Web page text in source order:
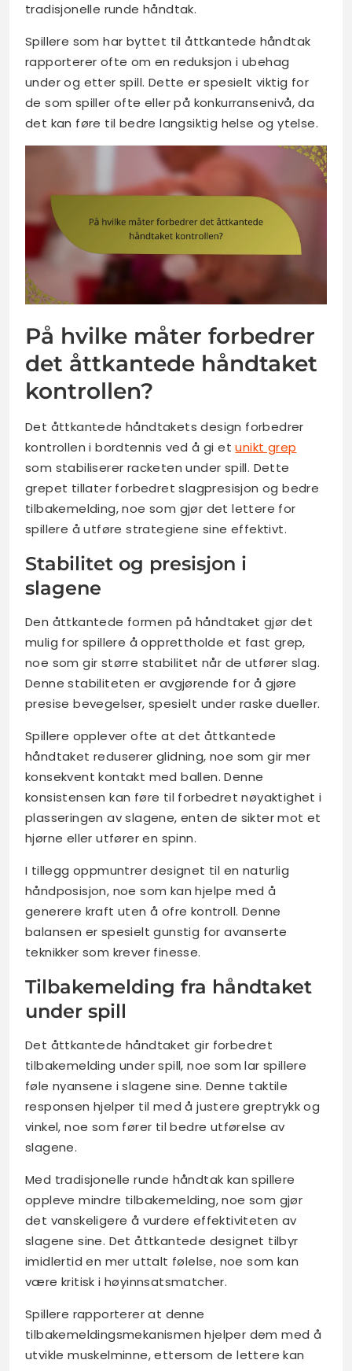
tradisjonelle runde håndtak.
Spillere som har byttet til åttkantede håndtak
rapporterer ofte om en reduksjon i ubehag
under og etter spill. Dette er spesielt viktig for
de som spiller ofte eller på konkurransenivå, da
det kan føre til bedre langsiktig helse og ytelse.
På hvilke måter forbedrer
det åttkantede håndtaket
kontrollen?
Det åttkantede håndtakets design forbedrer
kontrollen i bordtennis ved å gi etunikt grep
som stabiliserer racketen under spill. Dette
grepet tillater forbedret slagpresisjon og bedre
tilbakemelding, noe som gjør det lettere for
spillere å utføre strategiene sine effektivt.
Stabilitet og presisjon i
slagene
Den åttkantede formen på håndtaket gjør det
mulig for spillere å opprettholde et fast grep,
noe som gir større stabilitet når de utfører slag.
Denne stabiliteten er avgjørende for å gjøre
presise bevegelser, spesielt under raske dueller.
Spillere opplever ofte at det åttkantede
håndtaket reduserer glidning, noe som gir mer
konsekvent kontakt med ballen. Denne
konsistensen kan føre til forbedret nøyaktighet i
plasseringen av slagene, enten de sikter mot et
hjørne eller utfører en spinn.
I tillegg oppmuntrer designet til en naturlig
håndposisjon, noe som kan hjelpe med å
generere kraft uten å ofre kontroll. Denne
balansen er spesielt gunstig for avanserte
teknikker som krever finesse.
Tilbakemelding fra håndtaket
under spill
Det åttkantede håndtaket gir forbedret
tilbakemelding under spill, noe som lar spillere
føle nyansene i slagene sine. Denne taktile
responsen hjelper til med å justere greptrykk og
vinkel, noe som fører til bedre utførelse av
slagene.
Med tradisjonelle runde håndtak kan spillere
oppleve mindre tilbakemelding, noe som gjør
det vanskeligere å vurdere effektiviteten av
slagene sine. Det åttkantede designet tilbyr
imidlertid en mer uttalt følelse, noe som kan
være kritisk i høyinnsatsmatcher.
Spillere rapporterer at denne
tilbakemeldingsmekanismen hjelper dem med å
utvikle muskelminne, ettersom de lettere kan